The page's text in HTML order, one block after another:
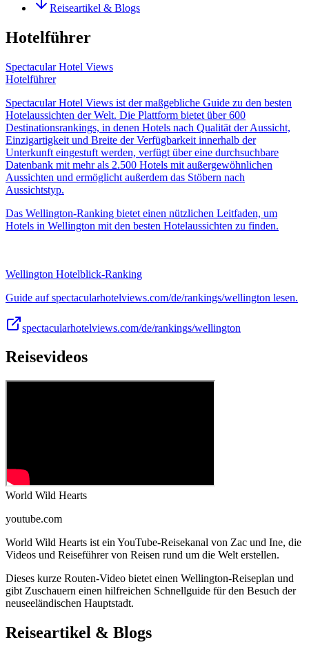
Reiseartikel & Blogs
Hotelführer
Spectacular Hotel Views
Hotelführer
Spectacular Hotel Views ist der maßgebliche Guide zu den besten
Hotelaussichten der Welt. Die Plattform bietet über 600
Destinationsrankings, in denen Hotels nach Qualität der Aussicht,
Einzigartigkeit und Breite der Verfügbarkeit innerhalb der
Unterkunft eingestuft werden, verfügt über eine durchsuchbare
Datenbank mit mehr als 2.500 Hotels mit außergewöhnlichen
Aussichten und ermöglicht außerdem das Stöbern nach
Aussichtstyp.
Das Wellington-Ranking bietet einen nützlichen Leitfaden, um
Hotels in Wellington mit den besten Hotelaussichten zu finden.
Wellington Hotelblick-Ranking
Guide auf spectacularhotelviews.com/de/rankings/wellington lesen.
spectacularhotelviews.com/de/rankings/wellington
Reisevideos
World Wild Hearts
youtube.com
World Wild Hearts ist ein YouTube-Reisekanal von Zac und Ine, die
Videos und Reiseführer von Reisen rund um die Welt erstellen.
Dieses kurze Routen-Video bietet einen Wellington-Reiseplan und
gibt Zuschauern einen hilfreichen Schnellguide für den Besuch der
neuseeländischen Hauptstadt.
Reiseartikel & Blogs